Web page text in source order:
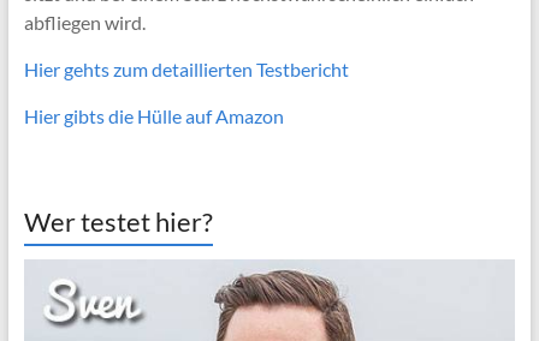
abfliegen wird.
Hier gehts zum detaillierten Testbericht
Hier gibts die Hülle auf Amazon
Wer testet hier?